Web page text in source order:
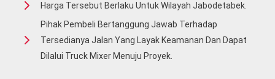
Harga Tersebut Berlaku Untuk Wilayah Jabodetabek.
Pihak Pembeli Bertanggung Jawab Terhadap
Tersedianya Jalan Yang Layak Keamanan Dan Dapat
Dilalui Truck Mixer Menuju Proyek.